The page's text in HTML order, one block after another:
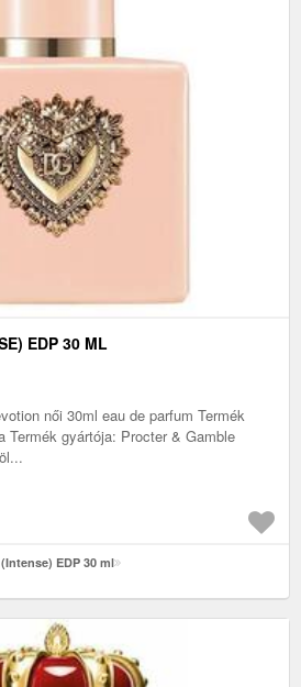
EDP 30 ML
női 30ml eau de parfum Termék
Termék gyártója: Procter & Gamble
EDP 30 ml